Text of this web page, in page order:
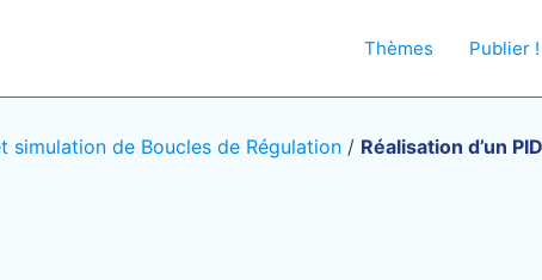
Thèmes Publier !
simulation de Boucles de Régulation / Réalisation d’un